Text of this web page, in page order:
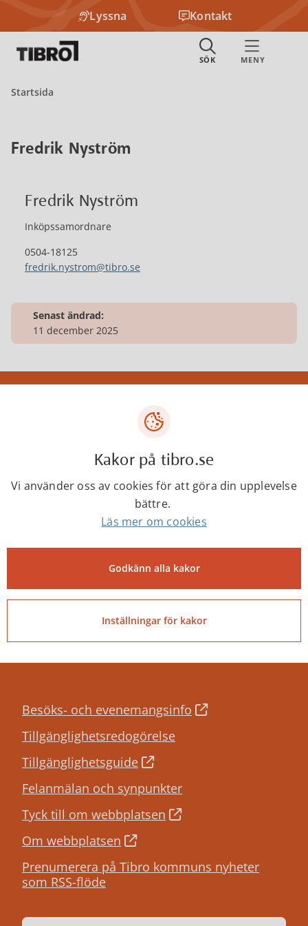
Lyssna Kontakt
Startsida
Fredrik Nyström
Fredrik Nyström
Inköpssamordnare
0504-18125
fredrik.nystrom@tibro.se
Senast ändrad:
11 december 2025
Telefon: 0504-180 00
E-post: kommun@tibro.se
Organisationsnummer:
0007:2120001660
Besöks- och evenemangsinfo
Tillgänglighetsredogörelse
Tillgänglighetsguide
Felanmälan och synpunkter
Tyck till om webbplatsen
Om webbplatsen
Prenumerera på Tibro kommuns nyheter
som RSS-flöde
Kakor på tibro.se
Vi använder oss av cookies för att göra din upplevelse
bättre.
Läs mer om cookies
Godkänn alla kakor
Inställningar för kakor